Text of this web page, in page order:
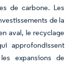
de carbone. Les
de la
aval, le recyclage
approfondissent
expansions de